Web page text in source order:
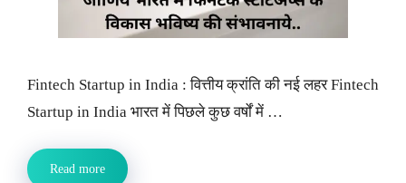
Fintech Startup in India : वित्तीय क्रांति की नई लहर Fintech
Startup in India भारत में पिछले कुछ वर्षों में …
Read more